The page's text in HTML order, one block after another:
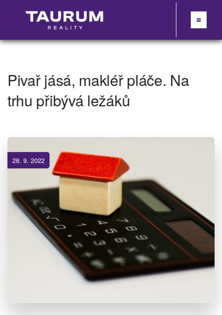
Pivař jásá, makléř pláče. Na
trhu přibývá ležáků
28. 9. 2022